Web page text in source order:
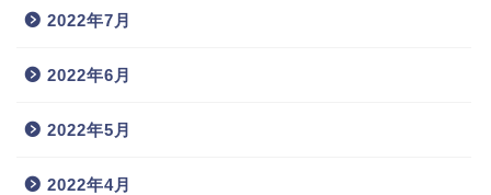
2022年7月
2022年6月
2022年5月
2022年4月